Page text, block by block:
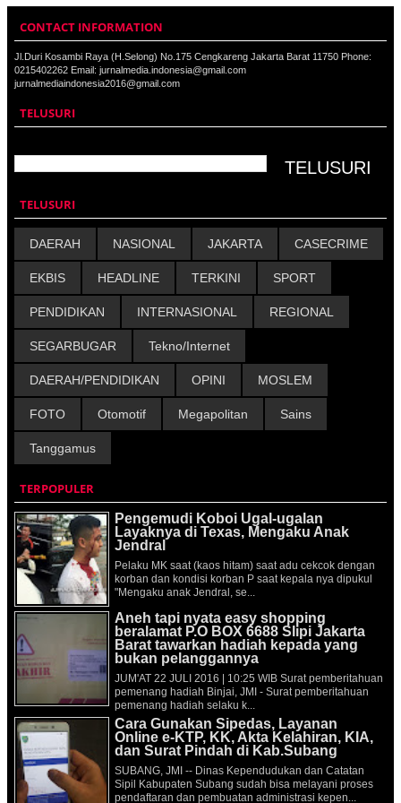
CONTACT INFORMATION
Jl.Duri Kosambi Raya (H.Selong) No.175 Cengkareng Jakarta Barat 11750 Phone:
0215402262 Email: jurnalmedia.indonesia@gmail.com
jurnalmediaindonesia2016@gmail.com
TELUSURI
TELUSURI
DAERAH NASIONAL JAKARTA CASECRIME
EKBIS HEADLINE TERKINI SPORT
PENDIDIKAN INTERNASIONAL REGIONAL
SEGARBUGAR Tekno/Internet
DAERAH/PENDIDIKAN OPINI MOSLEM
FOTO Otomotif Megapolitan Sains
Tanggamus
TERPOPULER
Pengemudi Koboi Ugal-ugalan
Layaknya di Texas, Mengaku Anak
Jendral
Pelaku MK saat (kaos hitam) saat adu cekcok dengan
korban dan kondisi korban P saat kepala nya dipukul
"Mengaku anak Jendral, se...
Aneh tapi nyata easy shopping
beralamat P.O BOX 6688 Slipi Jakarta
Barat tawarkan hadiah kepada yang
bukan pelanggannya
JUM'AT 22 JULI 2016 | 10:25 WIB Surat pemberitahuan
pemenang hadiah Binjai, JMI - Surat pemberitahuan
pemenang hadiah selaku k...
Cara Gunakan Sipedas, Layanan
Online e-KTP, KK, Akta Kelahiran, KIA,
dan Surat Pindah di Kab.Subang
SUBANG, JMI -- Dinas Kependudukan dan Catatan
Sipil Kabupaten Subang sudah bisa melayani proses
pendaftaran dan pembuatan administrasi kepen...